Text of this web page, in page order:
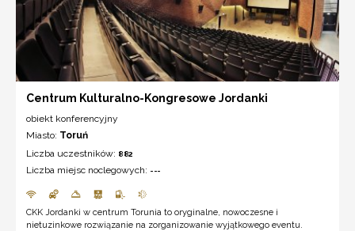
Centrum Kulturalno-Kongresowe Jordanki
obiekt konferencyjny
Miasto: Toruń
Liczba uczestników: 882
Liczba miejsc noclegowych: ---
CKK Jordanki w centrum Torunia to oryginalne, nowoczesne i
nietuzinkowe rozwiązanie na zorganizowanie wyjątkowego eventu.